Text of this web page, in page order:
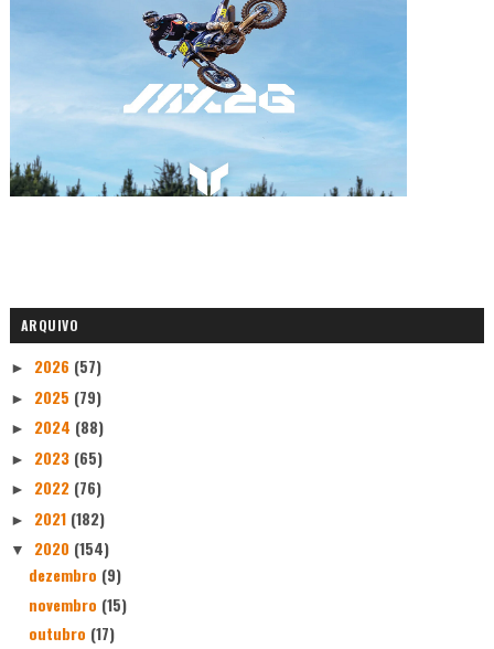
ARQUIVO
► 2026 (57)
► 2025 (79)
► 2024 (88)
► 2023 (65)
► 2022 (76)
► 2021 (182)
▼ 2020 (154)
dezembro (9)
novembro (15)
outubro (17)